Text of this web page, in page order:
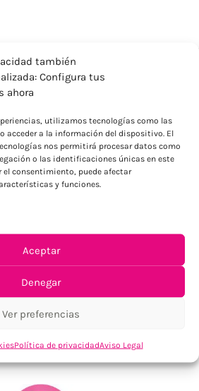
también
Configura tus
ahora
utilizamos tecnologías como las
acceder a la información del dispositivo. El
nos permitirá procesar datos como
o las identificaciones únicas en este
consentimiento, puede afectar
y funciones.
Aceptar
Denegar
Ver preferencias
Política de privacidadAviso Legal
ECONÓMICOS
resto consultar
nuestro objetivo